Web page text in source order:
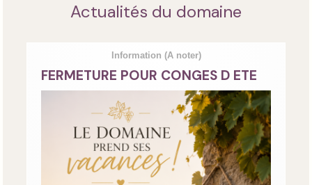
Actualités du domaine
Information (A noter)
FERMETURE POUR CONGES D ETE